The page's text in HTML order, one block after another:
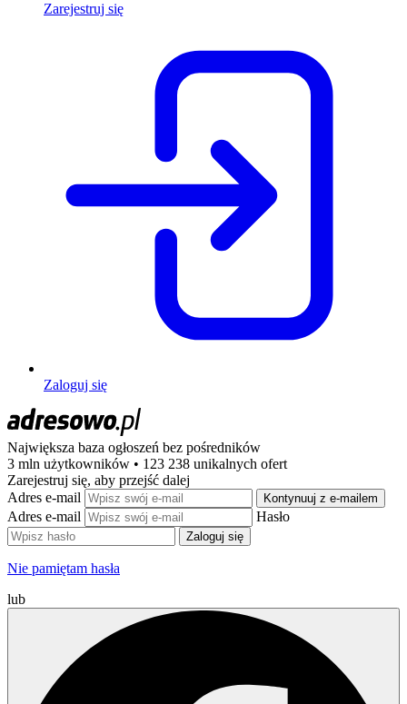
Zarejestruj się
Zaloguj się
Największa baza ogłoszeń bez pośredników
3 mln użytkowników • 123 238 unikalnych ofert
Zarejestruj się, aby przejść dalej
Adres e-mail
Kontynuuj z e-mailem
Adres e-mail Hasło
Zaloguj się
Nie pamiętam hasła
lub